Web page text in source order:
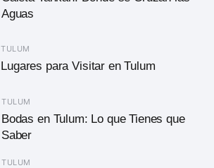
Aguas
TULUM
Lugares para Visitar en Tulum
TULUM
Bodas en Tulum: Lo que Tienes que
Saber
TULUM